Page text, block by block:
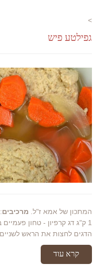
>
גפילטע פיש
המתכון של אמא ז"ל. מרכיבים:
1 ק"ג דג קרפיון - טחון
הדגים לחצות את הראש לשניים
קרא עוד